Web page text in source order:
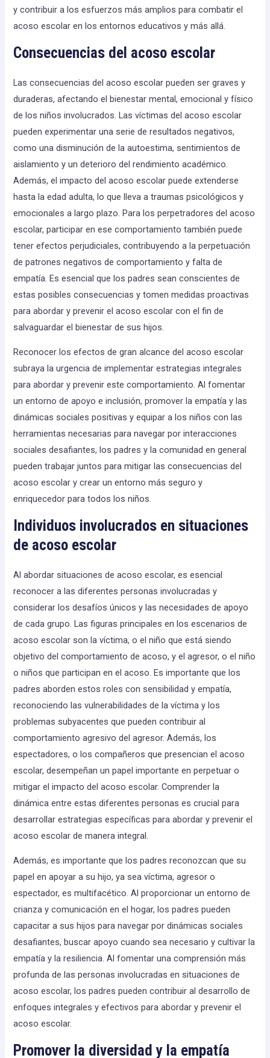
y contribuir a los esfuerzos más amplios para combatir el
acoso escolar en los entornos educativos y más allá.
Consecuencias del acoso escolar
Las consecuencias del acoso escolar pueden ser graves y
duraderas, afectando el bienestar mental, emocional y físico
de los niños involucrados. Las víctimas del acoso escolar
pueden experimentar una serie de resultados negativos,
como una disminución de la autoestima, sentimientos de
aislamiento y un deterioro del rendimiento académico.
Además, el impacto del acoso escolar puede extenderse
hasta la edad adulta, lo que lleva a traumas psicológicos y
emocionales a largo plazo. Para los perpetradores del acoso
escolar, participar en ese comportamiento también puede
tener efectos perjudiciales, contribuyendo a la perpetuación
de patrones negativos de comportamiento y falta de
empatía. Es esencial que los padres sean conscientes de
estas posibles consecuencias y tomen medidas proactivas
para abordar y prevenir el acoso escolar con el fin de
salvaguardar el bienestar de sus hijos.
Reconocer los efectos de gran alcance del acoso escolar
subraya la urgencia de implementar estrategias integrales
para abordar y prevenir este comportamiento. Al fomentar
un entorno de apoyo e inclusión, promover la empatía y las
dinámicas sociales positivas y equipar a los niños con las
herramientas necesarias para navegar por interacciones
sociales desafiantes, los padres y la comunidad en general
pueden trabajar juntos para mitigar las consecuencias del
acoso escolar y crear un entorno más seguro y
enriquecedor para todos los niños.
Individuos involucrados en situaciones
de acoso escolar
Al abordar situaciones de acoso escolar, es esencial
reconocer a las diferentes personas involucradas y
considerar los desafíos únicos y las necesidades de apoyo
de cada grupo. Las figuras principales en los escenarios de
acoso escolar son la víctima, o el niño que está siendo
objetivo del comportamiento de acoso, y el agresor, o el niño
o niños que participan en el acoso. Es importante que los
padres aborden estos roles con sensibilidad y empatía,
reconociendo las vulnerabilidades de la víctima y los
problemas subyacentes que pueden contribuir al
comportamiento agresivo del agresor. Además, los
espectadores, o los compañeros que presencian el acoso
escolar, desempeñan un papel importante en perpetuar o
mitigar el impacto del acoso escolar. Comprender la
dinámica entre estas diferentes personas es crucial para
desarrollar estrategias específicas para abordar y prevenir el
acoso escolar de manera integral.
Además, es importante que los padres reconozcan que su
papel en apoyar a su hijo, ya sea víctima, agresor o
espectador, es multifacético. Al proporcionar un entorno de
crianza y comunicación en el hogar, los padres pueden
capacitar a sus hijos para navegar por dinámicas sociales
desafiantes, buscar apoyo cuando sea necesario y cultivar la
empatía y la resiliencia. Al fomentar una comprensión más
profunda de las personas involucradas en situaciones de
acoso escolar, los padres pueden contribuir al desarrollo de
enfoques integrales y efectivos para abordar y prevenir el
acoso escolar.
Promover la diversidad y la empatía